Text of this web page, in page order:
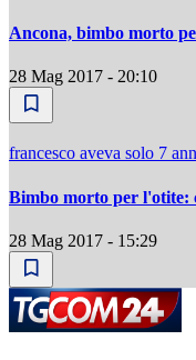
Ancona, bimbo morto
28 Mag 2017 - 20:10
francesco aveva solo 7
Bimbo morto per l'otite:
28 Mag 2017 - 15:29